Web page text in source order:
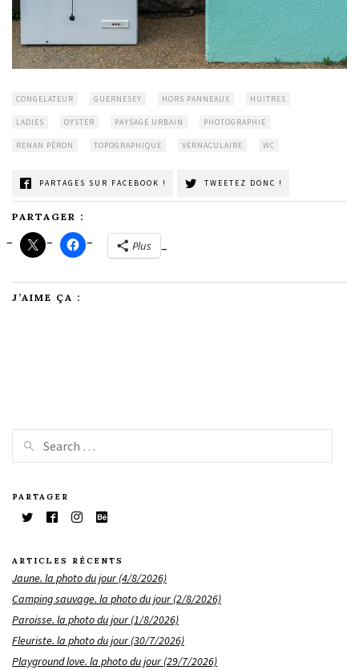
CONGELATEUR GUERNESEY HORS PANNEAUX HUITRES
LADIES OYSTER PAYSAGE URBAIN PHOTOGRAPHIE
RENAN PÉRON TOPOGRAPHIQUE VERNACULAIRE WC
PARTAGES SUR FACEBOOK ! TWEETEZ DONC !
PARTAGER :
Plus
J’AIME ÇA :
PARTAGER
ARTICLES RÉCENTS
Jaune. la photo du jour (4/8/2026)
Camping sauvage. la photo du jour (2/8/2026)
Paroisse. la photo du jour (1/8/2026)
Fleuriste. la photo du jour (30/7/2026)
Playground love. la photo du jour (29/7/2026)